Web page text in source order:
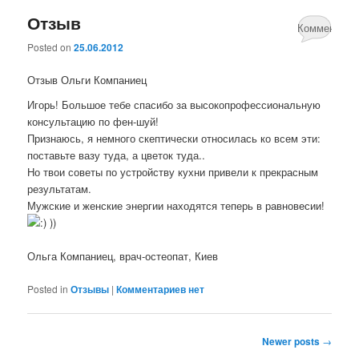
Отзыв
Posted on25.06.2012
Отзыв Ольги Компаниец
Игорь! Большое тебе спасибо за высокопрофессиональную
консультацию по фен-шуй!
Признаюсь, я немного скептически относилась ко всем эти:
поставьте вазу туда, а цветок туда..
Но твои советы по устройству кухни привели к прекрасным
результатам.
Мужские и женские энергии находятся теперь в равновесии!
))
Ольга Компаниец, врач-остеопат, Киев
Posted in Отзывы |Комментариев нет
Newer posts →